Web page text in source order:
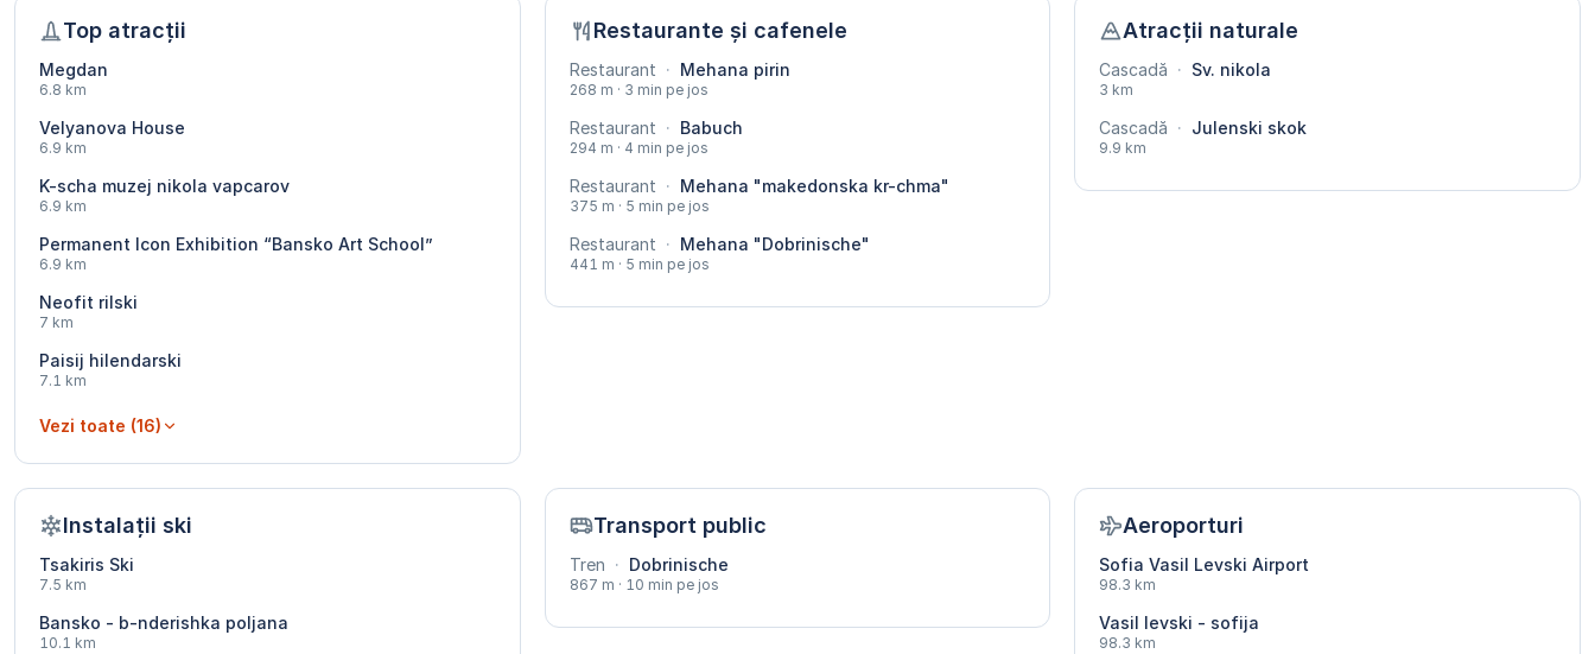
Top atracții
Megdan
6.8 km
Velyanova House
6.9 km
K-scha muzej nikola vapcarov
6.9 km
Permanent Icon Exhibition “Bansko Art School”
6.9 km
Neofit rilski
7 km
Paisij hilendarski
7.1 km
Vezi toate (16)
Restaurante și cafenele
Restaurant · Mehana pirin
268 m · 3 min pe jos
Restaurant · Babuch
294 m · 4 min pe jos
Restaurant · Mehana "makedonska kr-chma"
375 m · 5 min pe jos
Restaurant · Mehana "Dobrinische"
441 m · 5 min pe jos
Atracții naturale
Cascadă · Sv. nikola
3 km
Cascadă · Julenski skok
9.9 km
Instalații ski
Tsakiris Ski
7.5 km
Bansko - b-nderishka poljana
10.1 km
Transport public
Tren · Dobrinische
867 m · 10 min pe jos
Aeroporturi
Sofia Vasil Levski Airport
98.3 km
Vasil levski - sofija
98.3 km